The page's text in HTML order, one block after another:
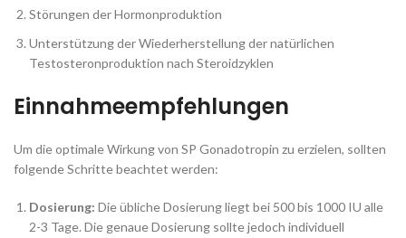
Störungen der Hormonproduktion
Unterstützung der Wiederherstellung der natürlichen
Testosteronproduktion nach Steroidzyklen
Einnahmeempfehlungen
Um die optimale Wirkung von SP Gonadotropin zu erzielen, sollten
folgende Schritte beachtet werden:
Dosierung: Die übliche Dosierung liegt bei 500 bis 1000 IU alle
2-3 Tage. Die genaue Dosierung sollte jedoch individuell